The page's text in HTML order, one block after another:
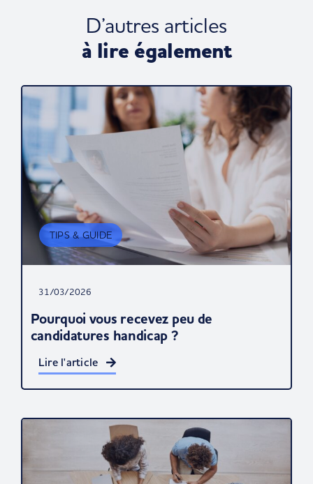
D’autres articles
à lire également
TIPS & GUIDE
31/03/2026
Pourquoi vous recevez peu de
candidatures handicap ?
Lire l'article